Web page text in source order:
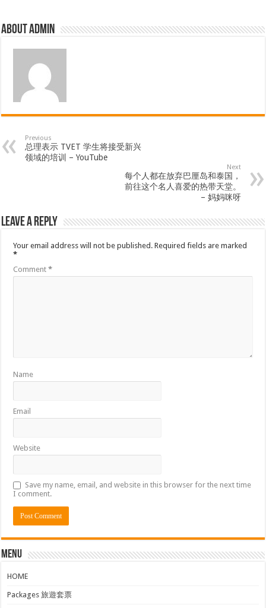
About admin
Previous
总理表示 TVET 学生将接受新兴
领域的培训 – YouTube
Next
每个人都在放弃巴厘岛和泰国，
前往这个名人喜爱的热带天堂。
– 妈妈咪呀
Leave a Reply
Your email address will not be published. Required fields are marked
*
Comment*
Name
Email
Website
Save my name, email, and website in this browser for the next time
I comment.
Menu
HOME
Packages 旅遊套票